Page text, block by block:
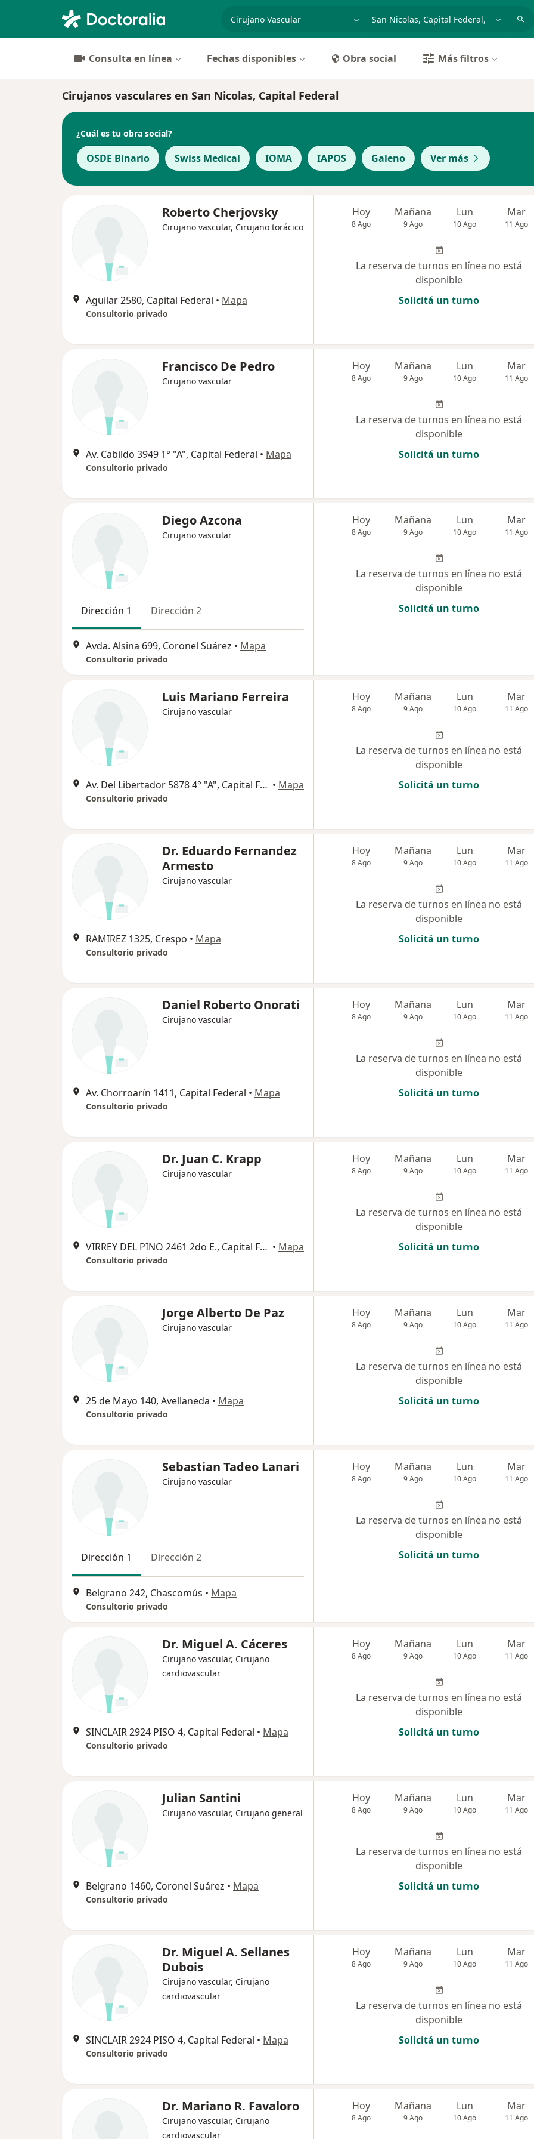
Consulta en línea Fechas disponibles Obra social Más filtros
Cirujanos vasculares en San Nicolas, Capital Federal
¿Cuál es tu obra social?
OSDE Binario Swiss Medical IOMA IAPOS Galeno Ver más
Roberto Cherjovsky
Cirujano vascular, Cirujano torácico
Aguilar 2580, Capital Federal • Mapa
Consultorio privado
Hoy
8 Ago
Mañana
9 Ago
Lun
10 Ago
Mar
11 Ago
La reserva de turnos en línea no está
disponible
Solicitá un turno
Francisco De Pedro
Cirujano vascular
Av. Cabildo 3949 1° "A", Capital Federal • Mapa
Consultorio privado
Hoy
8 Ago
Mañana
9 Ago
Lun
10 Ago
Mar
11 Ago
La reserva de turnos en línea no está
disponible
Solicitá un turno
Diego Azcona
Cirujano vascular
Dirección 1 Dirección 2
Avda. Alsina 699, Coronel Suárez • Mapa
Consultorio privado
Hoy
8 Ago
Mañana
9 Ago
Lun
10 Ago
Mar
11 Ago
La reserva de turnos en línea no está
disponible
Solicitá un turno
Luis Mariano Ferreira
Cirujano vascular
Av. Del Libertador 5878 4° "A", Capital Federal • Mapa
Consultorio privado
Hoy
8 Ago
Mañana
9 Ago
Lun
10 Ago
Mar
11 Ago
La reserva de turnos en línea no está
disponible
Solicitá un turno
Dr. Eduardo Fernandez
Armesto
Cirujano vascular
RAMIREZ 1325, Crespo • Mapa
Consultorio privado
Hoy
8 Ago
Mañana
9 Ago
Lun
10 Ago
Mar
11 Ago
La reserva de turnos en línea no está
disponible
Solicitá un turno
Daniel Roberto Onorati
Cirujano vascular
Av. Chorroarín 1411, Capital Federal • Mapa
Consultorio privado
Hoy
8 Ago
Mañana
9 Ago
Lun
10 Ago
Mar
11 Ago
La reserva de turnos en línea no está
disponible
Solicitá un turno
Dr. Juan C. Krapp
Cirujano vascular
VIRREY DEL PINO 2461 2do E., Capital Federal • Mapa
Consultorio privado
Hoy
8 Ago
Mañana
9 Ago
Lun
10 Ago
Mar
11 Ago
La reserva de turnos en línea no está
disponible
Solicitá un turno
Jorge Alberto De Paz
Cirujano vascular
25 de Mayo 140, Avellaneda • Mapa
Consultorio privado
Hoy
8 Ago
Mañana
9 Ago
Lun
10 Ago
Mar
11 Ago
La reserva de turnos en línea no está
disponible
Solicitá un turno
Sebastian Tadeo Lanari
Cirujano vascular
Dirección 1 Dirección 2
Belgrano 242, Chascomús • Mapa
Consultorio privado
Hoy
8 Ago
Mañana
9 Ago
Lun
10 Ago
Mar
11 Ago
La reserva de turnos en línea no está
disponible
Solicitá un turno
Dr. Miguel A. Cáceres
Cirujano vascular, Cirujano
cardiovascular
SINCLAIR 2924 PISO 4, Capital Federal • Mapa
Consultorio privado
Hoy
8 Ago
Mañana
9 Ago
Lun
10 Ago
Mar
11 Ago
La reserva de turnos en línea no está
disponible
Solicitá un turno
Julian Santini
Cirujano vascular, Cirujano general
Belgrano 1460, Coronel Suárez • Mapa
Consultorio privado
Hoy
8 Ago
Mañana
9 Ago
Lun
10 Ago
Mar
11 Ago
La reserva de turnos en línea no está
disponible
Solicitá un turno
Dr. Miguel A. Sellanes
Dubois
Cirujano vascular, Cirujano
cardiovascular
SINCLAIR 2924 PISO 4, Capital Federal • Mapa
Consultorio privado
Hoy
8 Ago
Mañana
9 Ago
Lun
10 Ago
Mar
11 Ago
La reserva de turnos en línea no está
disponible
Solicitá un turno
Dr. Mariano R. Favaloro
Cirujano vascular, Cirujano
cardiovascular
Hoy
8 Ago
Mañana
9 Ago
Lun
10 Ago
Mar
11 Ago